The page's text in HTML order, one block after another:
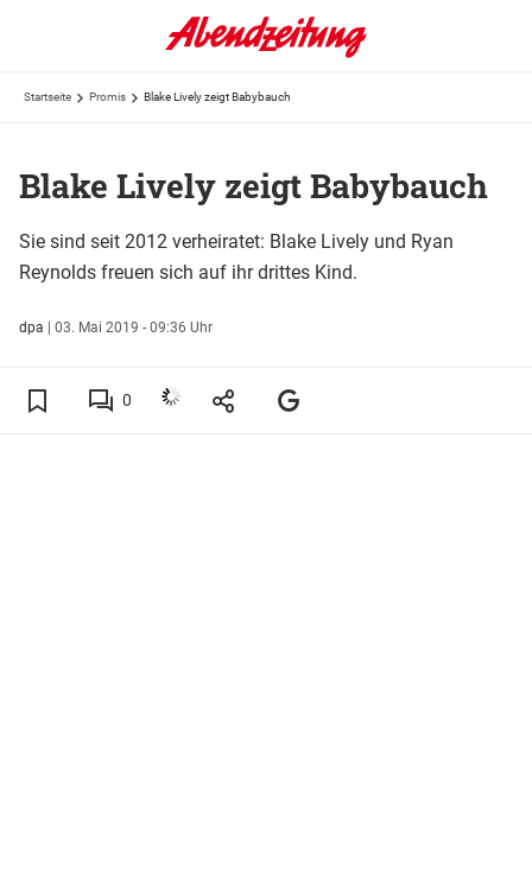
Startseite Promis Blake Lively zeigt Babybauch
Blake Lively zeigt Babybauch
Sie sind seit 2012 verheiratet: Blake Lively und Ryan
Reynolds freuen sich auf ihr drittes Kind.
dpa | 03. Mai 2019 - 09:36 Uhr
0